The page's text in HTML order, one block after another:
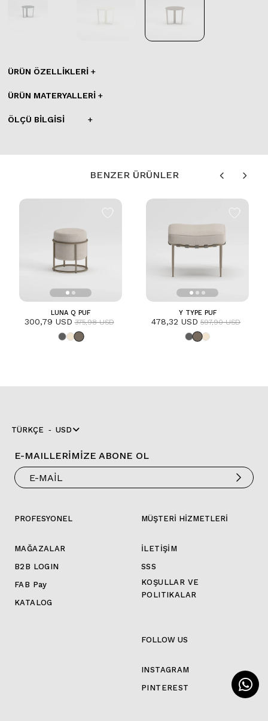
ÜRÜN ÖZELLIKLERI
ÜRÜN MATERYALLERI
ÖLÇÜ BILGISI
BENZER ÜRÜNLER
LUNA Q PUF
300,79 USD 375,98 USD
Y TYPE PUF
478,32 USD 597,90 USD
TÜRKÇE USD
E-MAILLERİMİZE ABONE OL
PROFESYONEL
MAĞAZALAR
B2B LOGIN
FAB Pay
KATALOG
MÜŞTERİ HİZMETLERİ
İLETİŞİM
SSS
KOŞULLAR VE
POLITIKALAR
FOLLOW US
INSTAGRAM
PINTEREST